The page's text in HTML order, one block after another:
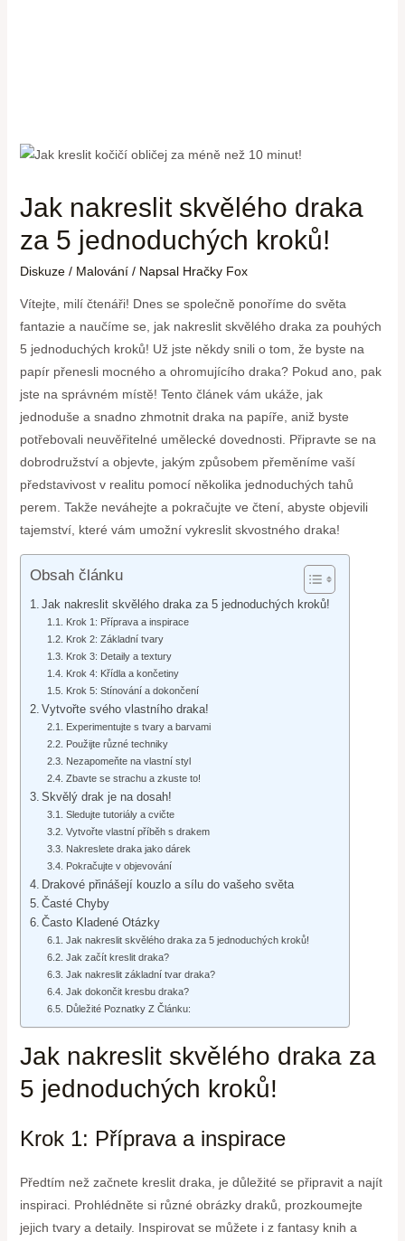
Jak nakreslit skvělého draka
za 5 jednoduchých kroků!
Diskuze / Malování/ Napsal Hračky Fox
Vítejte, milí čtenáři! Dnes se společně ponoříme do světa
fantazie a naučíme se, jak nakreslit skvělého draka za pouhých
5 jednoduchých kroků! Už jste někdy snili o tom, že byste na
papír přenesli mocného a ohromujícího draka? Pokud ano, pak
jste na správném místě! Tento článek vám ukáže, jak
jednoduše a snadno zhmotnit draka na papíře, aniž byste
potřebovali neuvěřitelné umělecké dovednosti. Připravte se na
dobrodružství a objevte, jakým způsobem přeměníme vaší
představivost v realitu pomocí několika jednoduchých tahů
perem. Takže neváhejte a pokračujte ve čtení, abyste objevili
tajemství, které vám umožní vykreslit skvostného draka!
Obsah článku
Jak nakreslit skvělého draka za 5 jednoduchých kroků!
Krok 1: Příprava a inspirace
Krok 2: Základní tvary
Krok 3: Detaily a textury
Krok 4: Křídla a končetiny
Krok 5: Stínování a dokončení
Vytvořte svého vlastního draka!
Experimentujte s tvary a barvami
Použijte různé techniky
Nezapomeňte na vlastní styl
Zbavte se strachu a zkuste to!
Skvělý drak je na dosah!
Sledujte tutoriály a cvičte
Vytvořte vlastní příběh s drakem
Nakreslete draka jako dárek
Pokračujte v objevování
Drakové přinášejí kouzlo a sílu do vašeho světa
Časté Chyby
Často Kladené Otázky
Jak nakreslit skvělého draka za 5 jednoduchých kroků!
Jak začít kreslit draka?
Jak nakreslit základní tvar draka?
Jak dokončit kresbu draka?
Důležité Poznatky Z Článku:
Jak nakreslit skvělého draka za
5 jednoduchých kroků!
Krok 1: Příprava a inspirace
Předtím než začnete kreslit draka, je důležité se připravit a najít
inspiraci. Prohlédněte si různé obrázky draků, prozkoumejte
jejich tvary a detaily. Inspirovat se můžete i z fantasy knih a